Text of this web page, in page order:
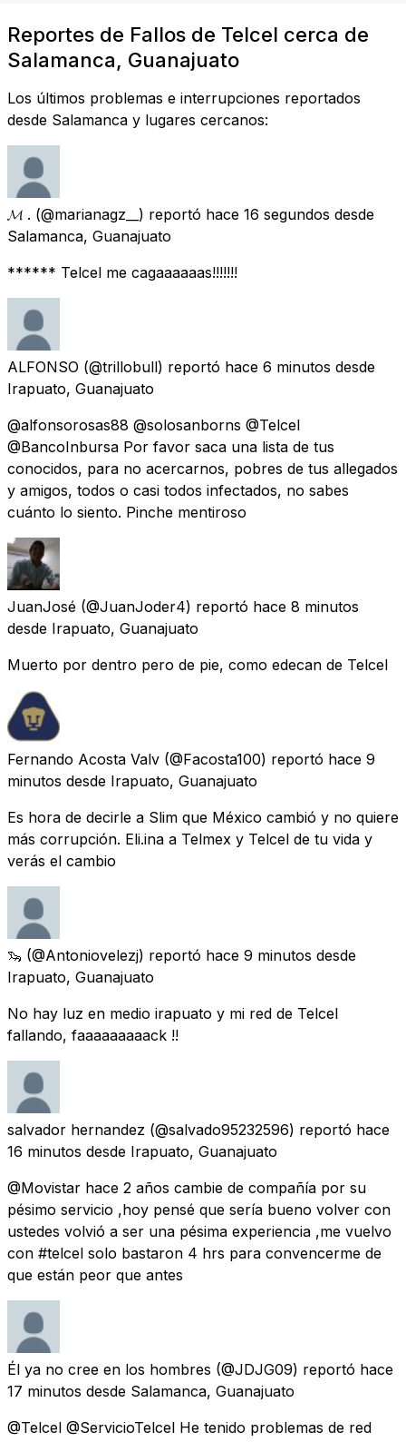
Reportes de Fallos de Telcel cerca de
Salamanca, Guanajuato
Los últimos problemas e interrupciones reportados
desde Salamanca y lugares cercanos:
𝓜 . (@marianagz__) reportó hace 16 segundos desde
Salamanca, Guanajuato
****** Telcel me cagaaaaaas!!!!!!!
ALFONSO (@trillobull) reportó hace 6 minutos desde
Irapuato, Guanajuato
@alfonsorosas88 @solosanborns @Telcel
@BancoInbursa Por favor saca una lista de tus
conocidos, para no acercarnos, pobres de tus allegados
y amigos, todos o casi todos infectados, no sabes
cuánto lo siento. Pinche mentiroso
JuanJosé (@JuanJoder4) reportó hace 8 minutos
desde Irapuato, Guanajuato
Muerto por dentro pero de pie, como edecan de Telcel
Fernando Acosta Valv (@Facosta100) reportó hace 9
minutos desde Irapuato, Guanajuato
Es hora de decirle a Slim que México cambió y no quiere
más corrupción. Eli.ina a Telmex y Telcel de tu vida y
verás el cambio
🦦 (@Antoniovelezj) reportó hace 9 minutos desde
Irapuato, Guanajuato
No hay luz en medio irapuato y mi red de Telcel
fallando, faaaaaaaaack !!
salvador hernandez (@salvado95232596) reportó hace
16 minutos desde Irapuato, Guanajuato
@Movistar hace 2 años cambie de compañía por su
pésimo servicio ,hoy pensé que sería bueno volver con
ustedes volvió a ser una pésima experiencia ,me vuelvo
con #telcel solo bastaron 4 hrs para convencerme de
que están peor que antes
Él ya no cree en los hombres (@JDJG09) reportó hace
17 minutos desde Salamanca, Guanajuato
@Telcel @ServicioTelcel He tenido problemas de red